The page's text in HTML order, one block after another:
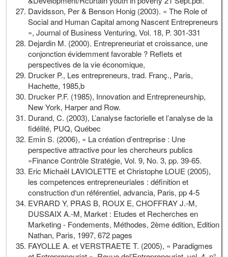
Davidsson, Per & Benson Honig (2003). « The Role of
Social and Human Capital among Nascent Entrepreneurs
», Journal of Business Venturing, Vol. 18, P. 301-331
Dejardin M. (2000). Entrepreneuriat et croissance, une
conjonction évidemment favorable ? Reflets et
perspectives de la vie économique,
Drucker P., Les entrepreneurs, trad. Franç., Paris,
Hachette, 1985,b
Drucker P.F. (1985), Innovation and Entrepreneurship,
New York, Harper and Row.
Durand, C. (2003), L’analyse factorielle et l’analyse de la
fidélité, PUQ, Québec
Emin S. (2006), « La création d’entreprise : Une
perspective attractive pour les chercheurs publics
»Finance Contrôle Stratégie, Vol. 9, No. 3, pp. 39-65.
Eric Michaël LAVIOLETTE et Christophe LOUE (2005),
les competences entrepreneuriales : définition et
construction d‘un référentiel, advancia, Paris, pp 4-5
EVRARD Y, PRAS B, ROUX E, CHOFFRAY J.-M,
DUSSAIX A.-M, Market : Etudes et Recherches en
Marketing - Fondements, Méthodes, 2ème édition, Edition
Nathan, Paris, 1997, 672 pages
FAYOLLE A. et VERSTRAETE T. (2005), « Paradigmes